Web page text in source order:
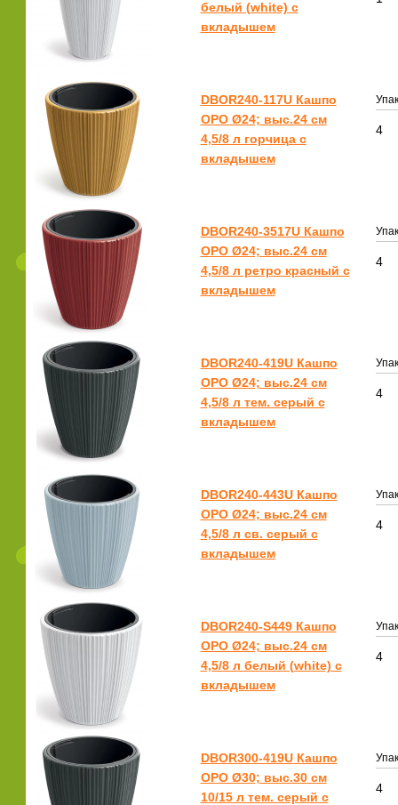
белый (white) с
вкладышем
DBOR240-117U Кашпо
ОРО Ø24; выс.24 см
4,5/8 л горчица с
вкладышем
4
DBOR240-3517U Кашпо
ОРО Ø24; выс.24 см
4,5/8 л ретро красный с
вкладышем
4
DBOR240-419U Кашпо
ОРО Ø24; выс.24 см
4,5/8 л тем. серый с
вкладышем
4
DBOR240-443U Кашпо
ОРО Ø24; выс.24 см
4,5/8 л св. серый с
вкладышем
4
DBOR240-S449 Кашпо
ОРО Ø24; выс.24 см
4,5/8 л белый (white) с
вкладышем
4
DBOR300-419U Кашпо
ОРО Ø30; выс.30 см
10/15 л тем. серый с
4